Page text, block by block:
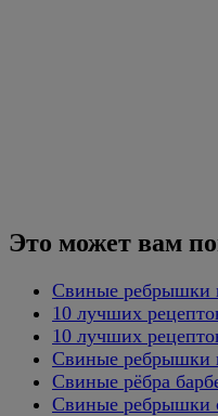
Это может вам
Свиные ребрышки
10 лучших
10 лучших
Свиные ребрышки
Свиные рёбра
Свиные ребрышки